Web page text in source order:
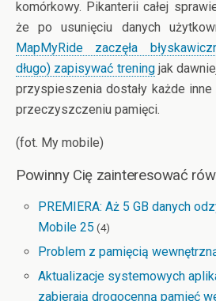
komórkowy. Pikanterii całej
że po usunięciu danych
MapMyRide zaczęła
długo) zapisywać treningjak
przyspieszenia dostały każde
przeczyszczeniu pamięci.
(fot. My mobile)
Powinny Cię zainteresować
PREMIERA: Aż 5 GB danych
Mobile 25 (4)
Problem z pamięcią
Aktualizacje systemowych
zabierają drogocenną pamięć